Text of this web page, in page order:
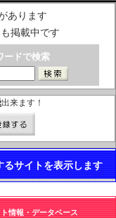
あります
掲載中です
ードで検索
出来ます！
サイトを表示します
情報・データベース